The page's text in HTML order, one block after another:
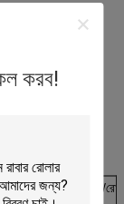
করব!
Z(মিমি)
এম/